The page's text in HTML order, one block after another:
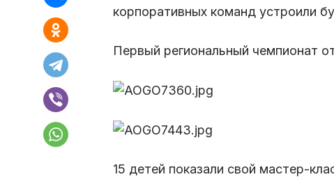
корпоративных команд устроили
Первый региональный чемпионат
15 детей показали свой мастер-